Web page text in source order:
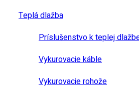
Teplá dlažba
Príslušenstvo k teplej
Vykurovacie káble
Vykurovacie rohože